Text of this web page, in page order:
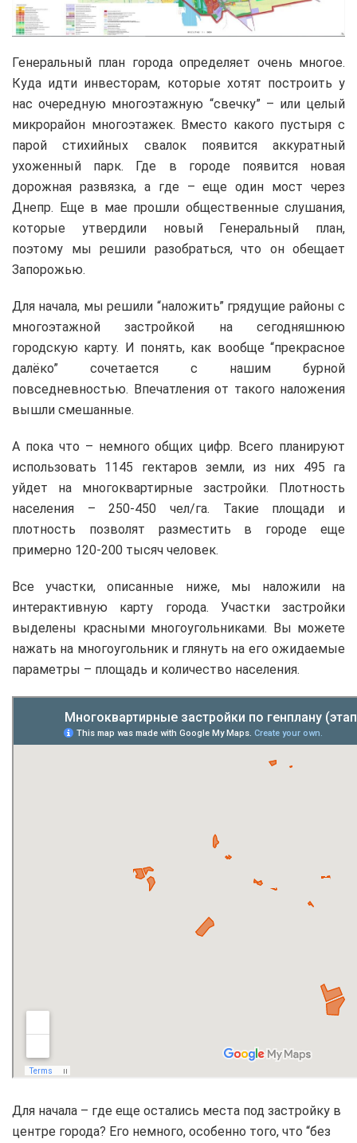
Генеральный план города определяет очень многое.
Куда идти инвесторам, которые хотят построить у
нас очередную многоэтажную “свечку” – или целый
микрорайон многоэтажек. Вместо какого пустыря с
парой стихийных свалок появится аккуратный
ухоженный парк. Где в городе появится новая
дорожная развязка, а где – еще один мост через
Днепр. Еще в мае прошли общественные слушания,
которые утвердили новый Генеральный план,
поэтому мы решили разобраться, что он обещает
Запорожью.
Для начала, мы решили “наложить” грядущие районы с
многоэтажной застройкой на сегодняшнюю
городскую карту. И понять, как вообще “прекрасное
далёко” сочетается с нашим бурной
повседневностью. Впечатления от такого наложения
вышли смешанные.
А пока что – немного общих цифр. Всего планируют
использовать 1145 гектаров земли, из них 495 га
уйдет на многоквартирные застройки. Плотность
населения – 250-450 чел/га. Такие площади и
плотность позволят разместить в городе еще
примерно 120-200 тысяч человек.
Все участки, описанные ниже, мы наложили на
интерактивную карту города. Участки застройки
выделены красными многоугольниками. Вы можете
нажать на многоугольник и глянуть на его ожидаемые
параметры – площадь и количество населения.
Для начала – где еще остались места под застройку в
центре города? Его немного, особенно того, что “без